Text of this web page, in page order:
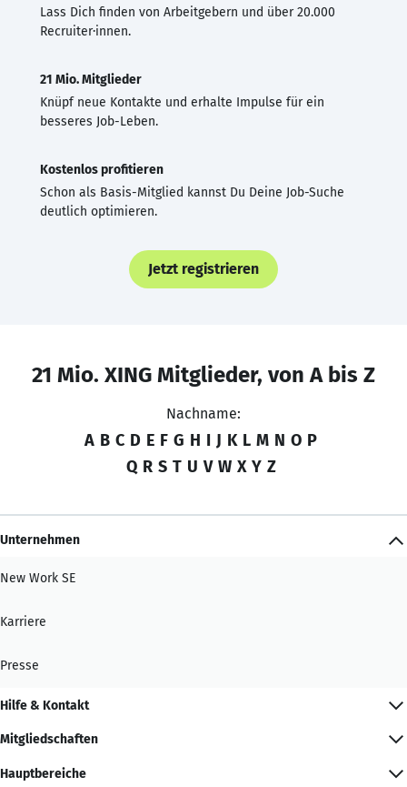
Lass Dich finden von Arbeitgebern und über 20.000
Recruiter·innen.
21 Mio. Mitglieder
Knüpf neue Kontakte und erhalte Impulse für ein
besseres Job-Leben.
Kostenlos profitieren
Schon als Basis-Mitglied kannst Du Deine Job-Suche
deutlich optimieren.
Jetzt registrieren
21 Mio. XING Mitglieder, von A bis Z
Nachname:
A B C D E F G H I J K L M N O P
Q R S T U V W X Y Z
Unternehmen
New Work SE
Karriere
Presse
Hilfe & Kontakt
Mitgliedschaften
Hauptbereiche